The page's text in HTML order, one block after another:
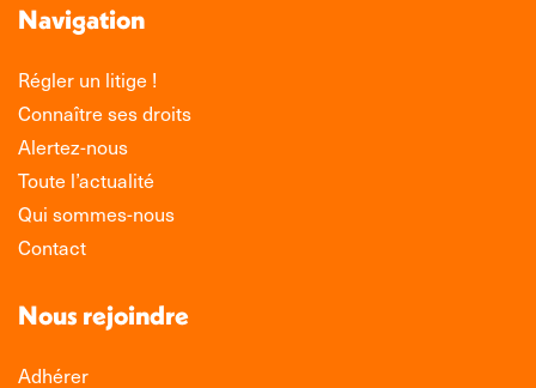
Navigation
Régler un litige !
Connaître ses droits
Alertez-nous
Toute l’actualité
Qui sommes-nous
Contact
Nous rejoindre
Adhérer